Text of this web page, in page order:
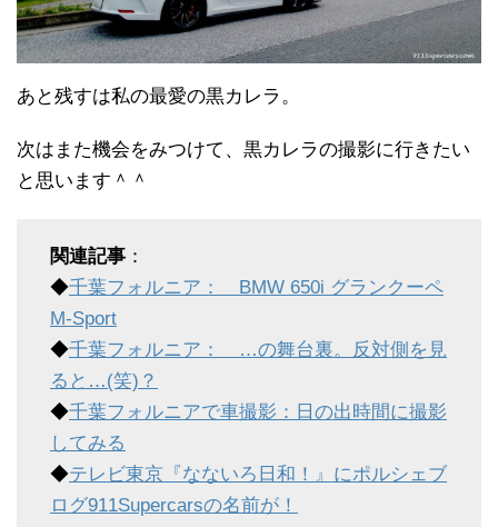
あと残すは私の最愛の黒カレラ。
次はまた機会をみつけて、黒カレラの撮影に行きたい
と思います＾＾
関連記事 ：
◆千葉フォルニア： BMW 650i グランクーペ
M-Sport
◆千葉フォルニア： …の舞台裏。反対側を見
ると…(笑)？
◆千葉フォルニアで車撮影：日の出時間に撮影
してみる
◆テレビ東京『なないろ日和！』にポルシェブ
ログ911Supercarsの名前が！